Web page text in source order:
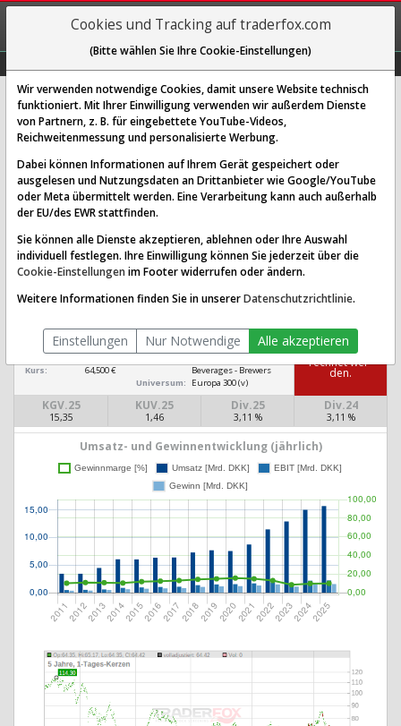
REGIS-
TRIEREN
Royal Unibrew Aktie: Realtime-
Kurs & Analyse
SCORING SYSTEMS:
Qualitäts-Check Dividenden-Check
Wachstums-Check
Robustheits-Check
Qualitäts-Check:Ist die Aktie zum Investieren
Infos zum Score
Royal Unibrew[DK0060634707]
Börsenwert: 23,012 Mrd. DKK
Kurs:
64,500 €
Sektor:
Consumer Defensive /
Beverages - Brewers
Universum:
Europa 300 (v)
KGV.25
15,35
KUV.25
1,46
Div.25
3,11 %
Div.24
3,11 %
Das Ra­ting
konn­te nicht be­
rech­net wer­
den.
Umsatz- und Gewinnentwicklung (jährlich)
Cookies und Tracking auf traderfox.com
(Bitte wählen Sie Ihre Cookie-Einstellungen)
Wir verwenden notwendige Cookies, damit unsere Website technisch
funktioniert. Mit Ihrer Einwilligung verwenden wir außerdem Dienste
von Partnern, z. B. für eingebettete YouTube-Videos,
Reichweitenmessung und personalisierte Werbung.
Dabei können Informationen auf Ihrem Gerät gespeichert oder
ausgelesen und Nutzungsdaten an Drittanbieter wie Google/YouTube
oder Meta übermittelt werden. Eine Verarbeitung kann auch außerhalb
der EU/des EWR stattfinden.
Sie können alle Dienste akzeptieren, ablehnen oder Ihre Auswahl
individuell festlegen. Ihre Einwilligung können Sie jederzeit über die
Cookie-Einstellungen im Footer widerrufen oder ändern.
Weitere Informationen finden Sie in unsererDatenschutzrichtlinie.
Einstellungen Nur Notwendige Alle akzeptieren